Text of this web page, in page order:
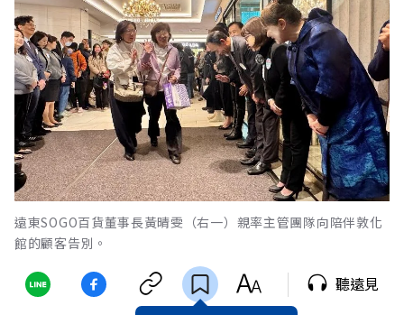
遠東SOGO百貨董事長黃晴雯（右一）親率主管團隊向陪伴敦化
館的顧客告別。
聽遠見